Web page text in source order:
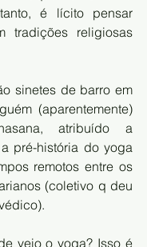
é lícito pensar
tradições religiosas
sinetes de barro em
(aparentemente)
atribuído a
pré-história do yoga
remotos entre os
(coletivo q deu
veio o yoga? Isso é